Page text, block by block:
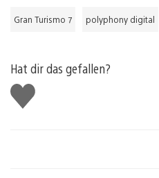
Gran Turismo 7 polyphony digital
Hat dir das gefallen?
Gefällt
mir